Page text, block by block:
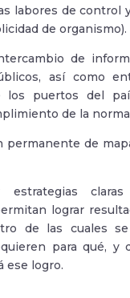
labores de control
de organismo).
de
así como
los puertos del
de la
permanente de
estrategias
lograr
de las cuales
para qué, y
ese logro.